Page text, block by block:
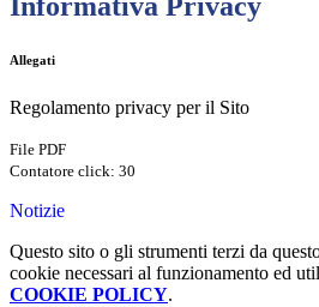
Informativa Privacy
Allegati
Regolamento privacy per il Sito
File PDF
Contatore click: 30
Notizie
Questo sito o gli strumenti terzi da
cookie necessari al funzionamento ed
COOKIE POLICY.